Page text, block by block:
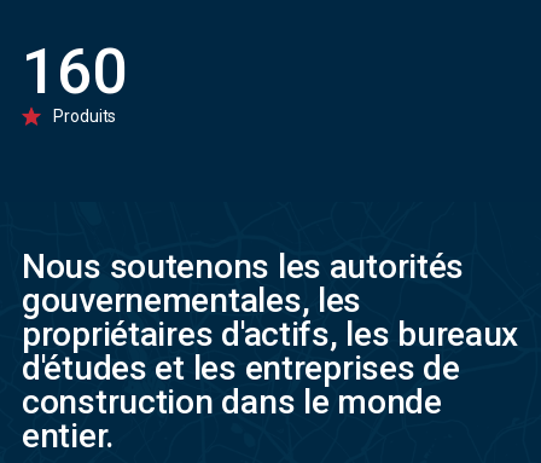
Nous soutenons les autorités
gouvernementales, les
propriétaires d'actifs, les bureaux
d'études et les entreprises de
construction dans le monde
entier.
160
Produits